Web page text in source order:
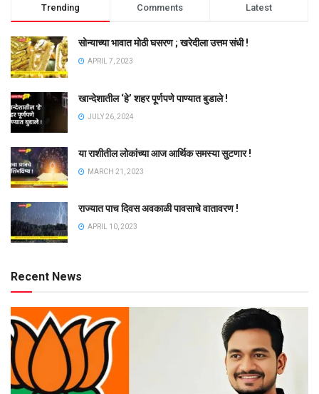
Trending Comments Latest
सोन्याच्या भावात मोठी घसरण ; खरेदीला उत्तम संधी !
APRIL 7, 2023
खान्देशातील ‘हे’ शहर पूर्णपणे पाण्यात बुडाले !
JULY 26, 2024
या राशीतील लोकांच्या आज आर्थिक समस्या सुटणार !
MARCH 21, 2023
राज्यात पाच दिवस अवकाळी पावसाचे वातावरण !
APRIL 10, 2023
Recent News